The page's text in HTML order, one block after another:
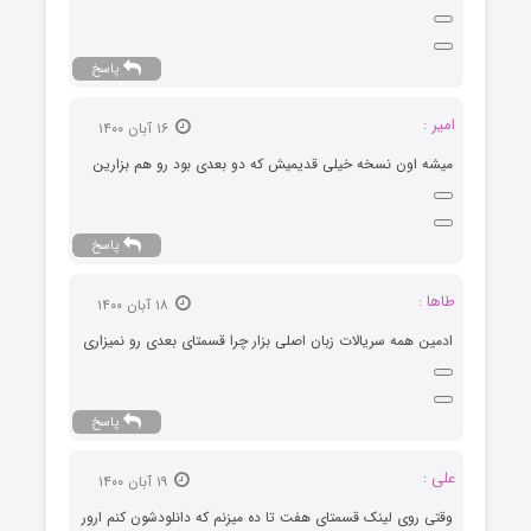
پاسخ
امیر :
۱۶ آبان ۱۴۰۰
میشه اون نسخه خیلی قدیمیش که دو بعدی بود رو هم بزارین
پاسخ
طاها :
ادمین همه سریالات زبان اصلی بزار چرا قسمتای بعدی رو نمیزاری
پاسخ
علی :
وقتی روی لینک قسمتای هفت تا ده میزنم که دانلودشون کنم ارور